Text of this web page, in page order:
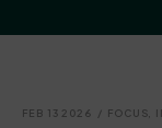
FEB 13 2026 / FOCUS,